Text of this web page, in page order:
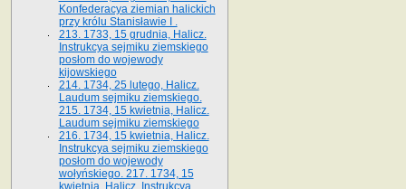
Konfederacya ziemian halickich
przy królu Stanisławie I .
213. 1733, 15 grudnia, Halicz.
Instrukcya sejmiku ziemskiego
posłom do wojewody
kijowskiego
214. 1734, 25 lutego, Halicz.
Laudum sejmiku ziemskiego.
215. 1734, 15 kwietnia, Halicz.
Laudum sejmiku ziemskiego
216. 1734, 15 kwietnia, Halicz.
Instrukcya sejmiku ziemskiego
posłom do wojewody
wołyńskiego. 217. 1734, 15
kwietnia, Halicz. Instrukcya